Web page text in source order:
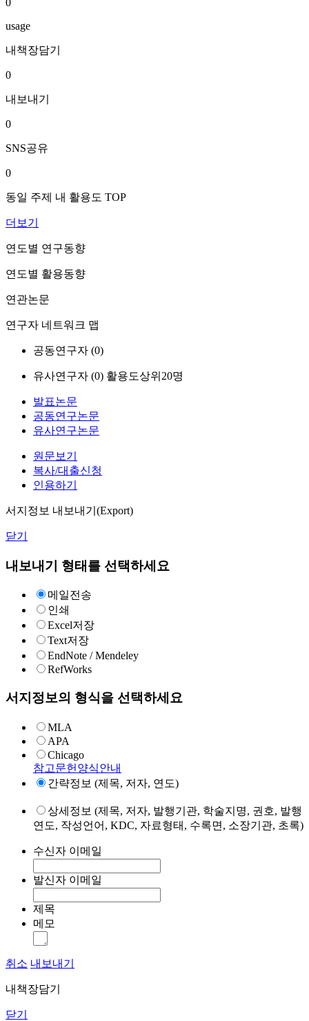
0
usage
내책장담기
0
내보내기
0
SNS공유
0
동일 주제 내 활용도 TOP
더보기
연도별 연구동향
연도별 활용동향
연관논문
연구자 네트워크 맵
공동연구자 (0)
유사연구자 (0) 활용도상위20명
발표논문
공동연구논문
유사연구논문
원문보기
복사/대출신청
인용하기
서지정보 내보내기(Export)
닫기
내보내기 형태를 선택하세요
메일전송
인쇄
Excel저장
Text저장
EndNote / Mendeley
RefWorks
서지정보의 형식을 선택하세요
MLA
APA
Chicago
참고문헌양식안내
간략정보 (제목, 저자, 연도)
상세정보 (제목, 저자, 발행기관, 학술지명, 권호, 발행
연도, 작성언어, KDC, 자료형태, 수록면, 소장기관, 초록)
수신자 이메일
발신자 이메일
제목
메모
취소 내보내기
내책장담기
닫기